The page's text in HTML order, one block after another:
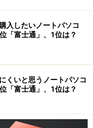
入したいノートパソコ
「富士通」、1位は？
くいと思うノートパソコ
「富士通」、1位は？